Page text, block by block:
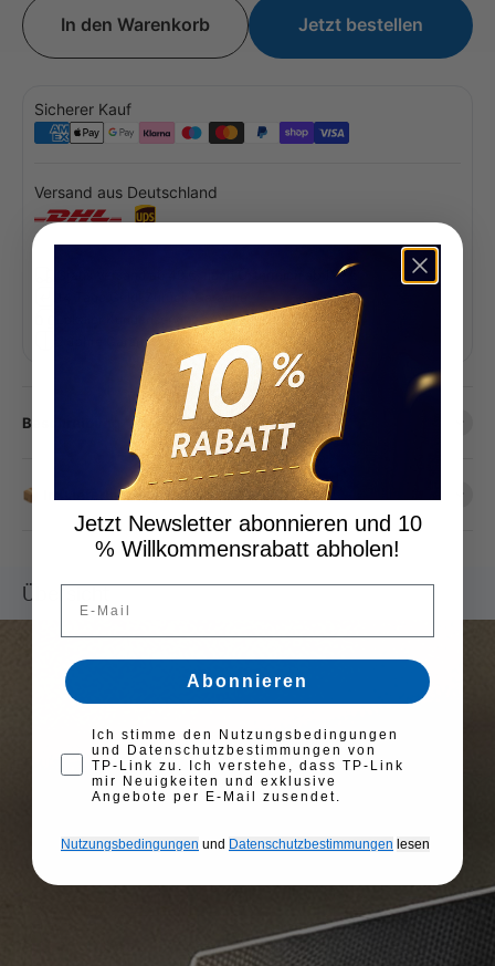
In den Warenkorb Jetzt bestellen
Sicherer Kauf
Versand aus Deutschland
Gratis Versand ab 49 €, nach Österreich ab 199 €
Lokaler Kundenservice auf Deutsch
2 Jahre Garantie
Beschreibung
📦 Im Lieferumfang enthalten:
Jetzt Newsletter abonnieren und 10
% Willkommensrabatt abholen!
Abonnieren
First opt-in consent
Ich stimme den Nutzungsbedingungen
und Datenschutzbestimmungen von
TP-Link zu. Ich verstehe, dass TP-Link
mir Neuigkeiten und exklusive
Angebote per E-Mail zusendet.
Nutzungsbedingungen und Datenschutzbestimmungen lesen